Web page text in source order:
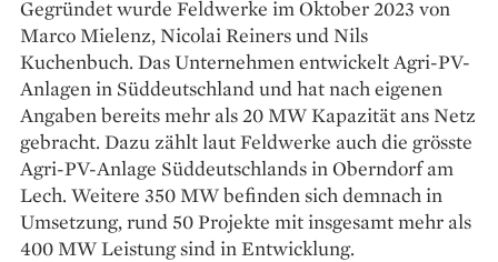
Gegründet wurde Feldwerke im Oktober 2023 von
Marco Mielenz, Nicolai Reiners und Nils
Kuchenbuch. Das Unternehmen entwickelt Agri-PV-
Anlagen in Süddeutschland und hat nach eigenen
Angaben bereits mehr als 20 MW Kapazität ans Netz
gebracht. Dazu zählt laut Feldwerke auch die grösste
Agri-PV-Anlage Süddeutschlands in Oberndorf am
Lech. Weitere 350 MW befinden sich demnach in
Umsetzung, rund 50 Projekte mit insgesamt mehr als
400 MW Leistung sind in Entwicklung.